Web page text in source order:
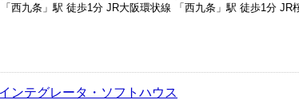
西九条」駅 徒歩1分 JR大阪環状線 「西九条」駅 徒歩1分 JR
ンテグレータ・ソフトハウス